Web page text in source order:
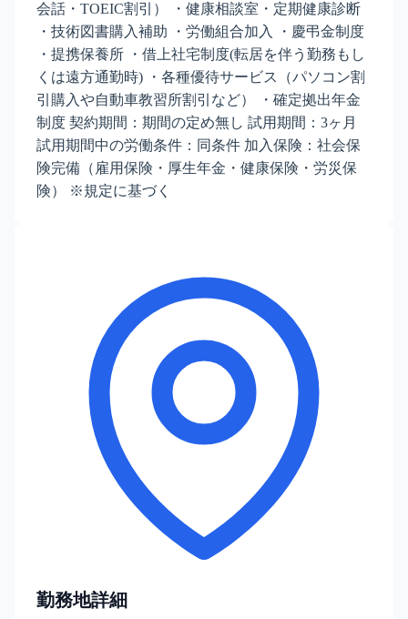
会話・TOEIC割引） ・健康相談室・定期健康診断
・技術図書購入補助 ・労働組合加入 ・慶弔金制度
・提携保養所 ・借上社宅制度(転居を伴う勤務もし
くは遠方通勤時) ・各種優待サービス（パソコン割
引購入や自動車教習所割引など） ・確定拠出年金
制度 契約期間：期間の定め無し 試用期間：3ヶ月
試用期間中の労働条件：同条件 加入保険：社会保
険完備（雇用保険・厚生年金・健康保険・労災保
険） ※規定に基づく
勤務地詳細